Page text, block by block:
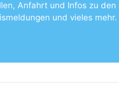
Anfahrt und Infos zu den
und vieles mehr.